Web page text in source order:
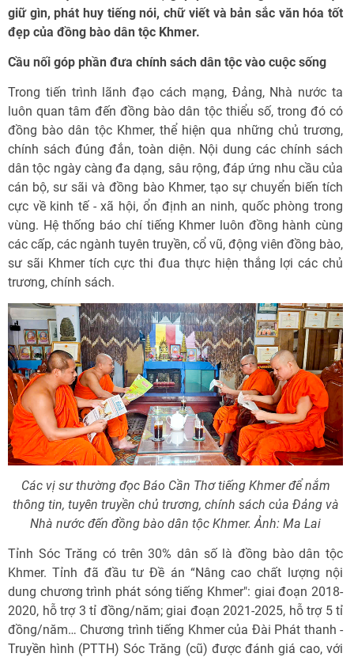
giữ gìn, phát huy tiếng nói, chữ viết và bản sắc văn hóa tốt
đẹp của đồng bào dân tộc Khmer.
Cầu nối góp phần đưa chính sách dân tộc vào cuộc sống
Trong tiến trình lãnh đạo cách mạng, Đảng, Nhà nước ta
luôn quan tâm đến đồng bào dân tộc thiểu số, trong đó có
đồng bào dân tộc Khmer, thể hiện qua những chủ trương,
chính sách đúng đắn, toàn diện. Nội dung các chính sách
dân tộc ngày càng đa dạng, sâu rộng, đáp ứng nhu cầu của
cán bộ, sư sãi và đồng bào Khmer, tạo sự chuyển biến tích
cực về kinh tế - xã hội, ổn định an ninh, quốc phòng trong
vùng. Hệ thống báo chí tiếng Khmer luôn đồng hành cùng
các cấp, các ngành tuyên truyền, cổ vũ, động viên đồng bào,
sư sãi Khmer tích cực thi đua thực hiện thắng lợi các chủ
trương, chính sách.
Các vị sư thường đọc Báo Cần Thơ tiếng Khmer để nắm
thông tin, tuyên truyền chủ trương, chính sách của Đảng và
Nhà nước đến đồng bào dân tộc Khmer. Ảnh: Ma Lai
Tỉnh Sóc Trăng có trên 30% dân số là đồng bào dân tộc
Khmer. Tỉnh đã đầu tư Đề án “Nâng cao chất lượng nội
dung chương trình phát sóng tiếng Khmer": giai đoạn 2018-
2020, hỗ trợ 3 tỉ đồng/năm; giai đoạn 2021-2025, hỗ trợ 5 tỉ
đồng/năm… Chương trình tiếng Khmer của Đài Phát thanh -
Truyền hình (PTTH) Sóc Trăng (cũ) được đánh giá cao, với